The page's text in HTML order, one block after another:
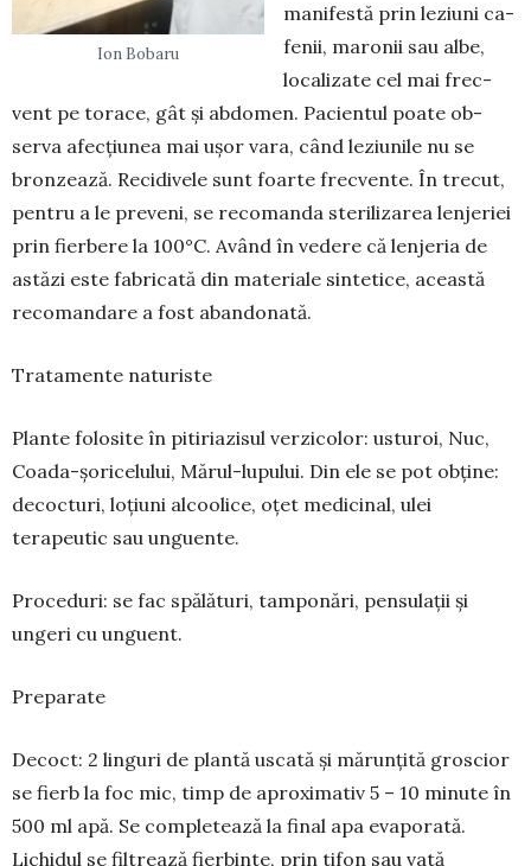
Ion Bobaru
manifestă prin leziuni ca­
fenii, maronii sau albe,
localizate cel mai frec­
vent pe torace, gât și abdomen. Pacientul poate ob­
serva afecțiunea mai ușor vara, când leziunile nu se
bronzează. Reci­divele sunt foarte frecvente. În tre­cut,
pentru a le preveni, se recomanda sterili­za­rea lenjeriei
prin fierbere la 100°C. A­vând în vedere că lenjeria de
astăzi este fabricată din materiale sin­tetice, această
recomandare a fost aban­­donată.
Tratamente naturiste
Plante folosite în pitiriazisul verzicolor: usturoi, Nuc,
Coada-șoricelului, Mărul-lupului. Din ele se pot obține:
decocturi, loțiuni alcoolice, oțet medi­cinal, ulei
terapeutic sau unguente.
Proceduri: se fac spălături, tamponări, pensu­lații și
ungeri cu unguent.
Preparate
Decoct: 2 linguri de plantă uscată și mărunțită groscior
se fierb la foc mic, timp de aproximativ 5 – 10 minute în
500 ml apă. Se completează la final apa evaporată.
Lichidul se filtrează fierbinte, prin tifon sau vată